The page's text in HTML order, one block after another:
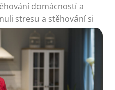
domácností a
stresu a stěhování si